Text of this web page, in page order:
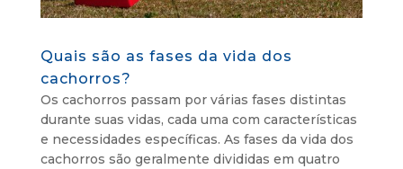
Quais são as fases da vida dos
cachorros?
Os cachorros passam por várias fases distintas
durante suas vidas, cada uma com características
e necessidades específicas. As fases da vida dos
cachorros são geralmente divididas em quatro